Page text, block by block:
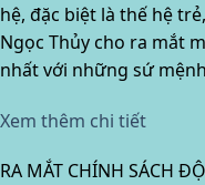
hệ, đặc biệt là thế hệ
Ngọc Thủy cho ra mắt
nhất với những sứ
Xem thêm chi tiết
RA MẮT CHÍNH SÁCH